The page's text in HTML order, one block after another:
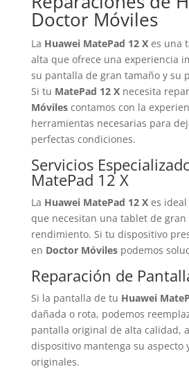
Doctor Móviles
La Huawei MatePad 12 Xes una
alta que ofrece una experiencia
su pantalla de gran tamaño y su
Si tu MatePad 12 Xnecesita
Móvilescontamos con la
herramientas necesarias para
perfectas condiciones.
Servicios
MatePad 12 X
La Huawei MatePad 12 Xes ideal
que necesitan una tablet de gran
rendimiento. Si tu dispositivo
en Doctor Móvilespodemos
Reparación de
Si la pantalla de tu Huawei
dañada o rota, podemos
pantalla original de alta calidad,
dispositivo mantenga su aspecto
originales.